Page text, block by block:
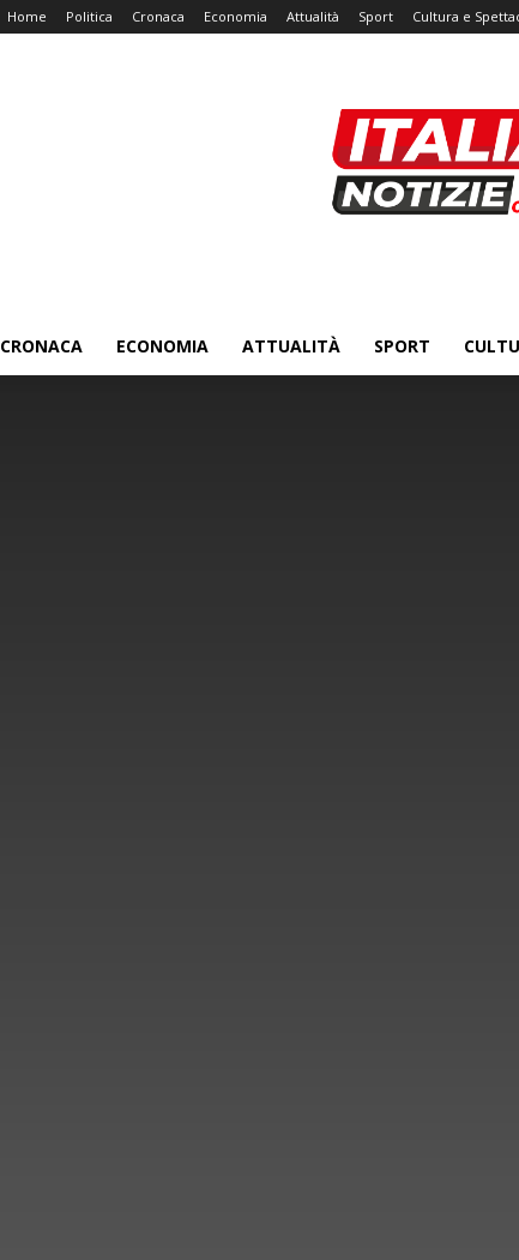
Home Politica Cronaca Economia Attualità Sport Cultura e
CRONACA ECONOMIA ATTUALITÀ SPORT